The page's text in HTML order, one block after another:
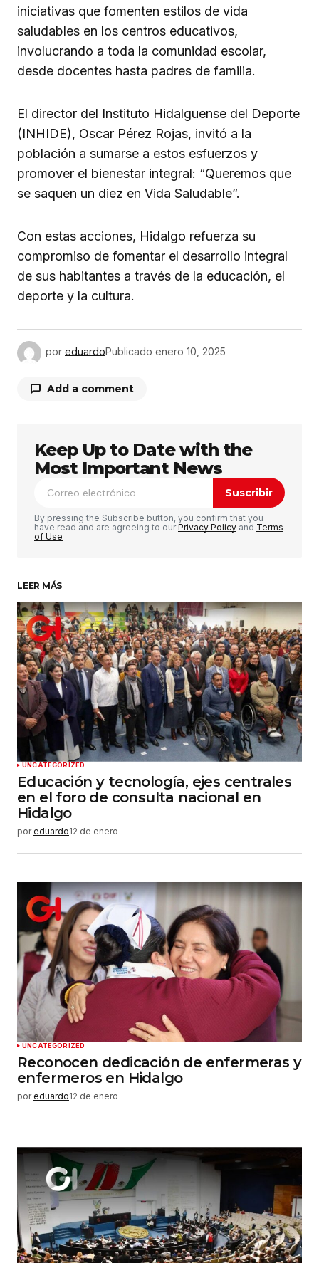
iniciativas que fomenten estilos de vida
saludables en los centros educativos,
involucrando a toda la comunidad escolar,
desde docentes hasta padres de familia.
El director del Instituto Hidalguense del Deporte
(INHIDE), Oscar Pérez Rojas, invitó a la
población a sumarse a estos esfuerzos y
promover el bienestar integral: “Queremos que
se saquen un diez en Vida Saludable”.
Con estas acciones, Hidalgo refuerza su
compromiso de fomentar el desarrollo integral
de sus habitantes a través de la educación, el
deporte y la cultura.
por eduardoPublicado enero 10, 2025
Add a comment
Tu dirección de correo electrónico no será
publicada. Los campos obligatorios están
marcados con*
Comentario *
Su nombre*
Tu correo electrónico*
Guardar mi nombre, correo electrónico y sitio
web en este navegador para la próxima vez que
haga un comentario.
Enviar comentario
Keep Up to Date with the
Most Important News
Suscribir
By pressing the Subscribe button, you confirm that you
have read and are agreeing to ourPrivacy Policy and Terms
of Use
LEER MÁS
UNCATEGORIZED
Educación y tecnología, ejes centrales
en el foro de consulta nacional en
Hidalgo
por eduardo12 de enero
UNCATEGORIZED
Reconocen dedicación de enfermeras y
enfermeros en Hidalgo
por eduardo12 de enero